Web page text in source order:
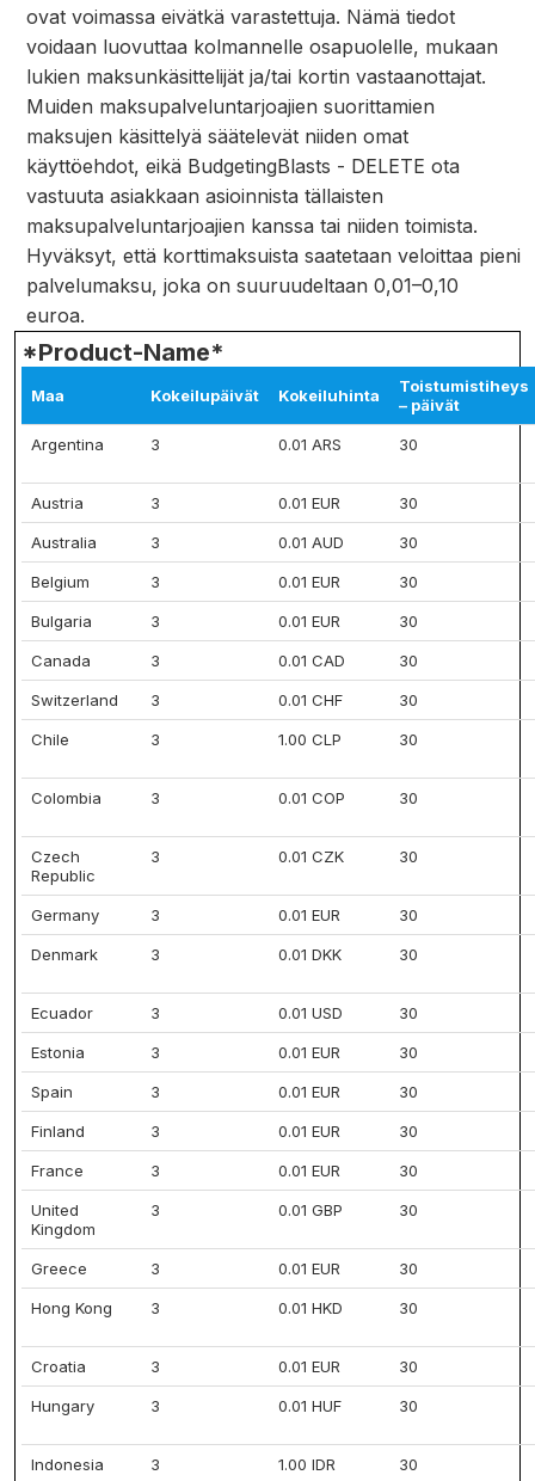
ovat voimassa eivätkä varastettuja. Nämä tiedot
voidaan luovuttaa kolmannelle osapuolelle, mukaan
lukien maksunkäsittelijät ja/tai kortin vastaanottajat.
Muiden maksupalveluntarjoajien suorittamien
maksujen käsittelyä säätelevät niiden omat
käyttöehdot, eikä BudgetingBlasts - DELETE ota
vastuuta asiakkaan asioinnista tällaisten
maksupalveluntarjoajien kanssa tai niiden toimista.
Hyväksyt, että korttimaksuista saatetaan veloittaa pieni
palvelumaksu, joka on suuruudeltaan 0,01–0,10
euroa.
*Product-Name*
Maa Kokeilupäivät Kokeiluhinta
Toistumistiheys
– päivät
Argentina 3 0.01 ARS 30
Austria 3 0.01 EUR 30
Australia 3 0.01 AUD 30
Belgium 3 0.01 EUR 30
Bulgaria 3 0.01 EUR 30
Canada 3 0.01 CAD 30
Switzerland 3 0.01 CHF 30
Chile 3 1.00 CLP 30
Colombia 3 0.01 COP 30
Czech
Republic
3 0.01 CZK 30
Germany 3 0.01 EUR 30
Denmark 3 0.01 DKK 30
Ecuador 3 0.01 USD 30
Estonia 3 0.01 EUR 30
Spain 3 0.01 EUR 30
Finland 3 0.01 EUR 30
France 3 0.01 EUR 30
United
Kingdom
3 0.01 GBP 30
Greece 3 0.01 EUR 30
Hong Kong 3 0.01 HKD 30
Croatia 3 0.01 EUR 30
Hungary 3 0.01 HUF 30
Indonesia 3 1.00 IDR 30